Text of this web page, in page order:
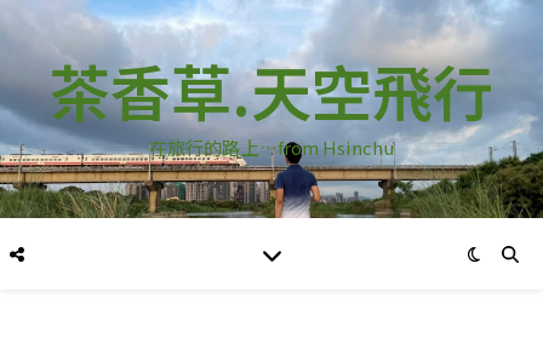
茶香草.天空飛行
在旅行的路上…from Hsinchu